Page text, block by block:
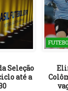
Seleção
até a